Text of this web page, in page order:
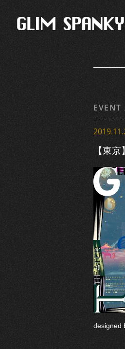
EVENT
【東
designed